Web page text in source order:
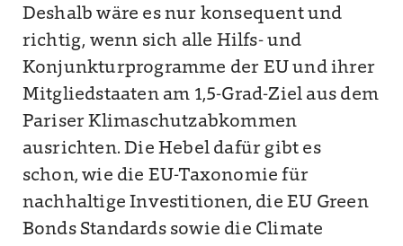
Deshalb wäre es nur konsequent und
richtig, wenn sich alle Hilfs- und
Konjunkturprogramme der EU und ihrer
Mitgliedstaaten am 1,5-Grad-Ziel aus dem
Pariser Klimaschutzabkommen
ausrichten. Die Hebel dafür gibt es
schon, wie die EU-Taxonomie für
nachhaltige Investitionen, die EU Green
Bonds Standards sowie die Climate